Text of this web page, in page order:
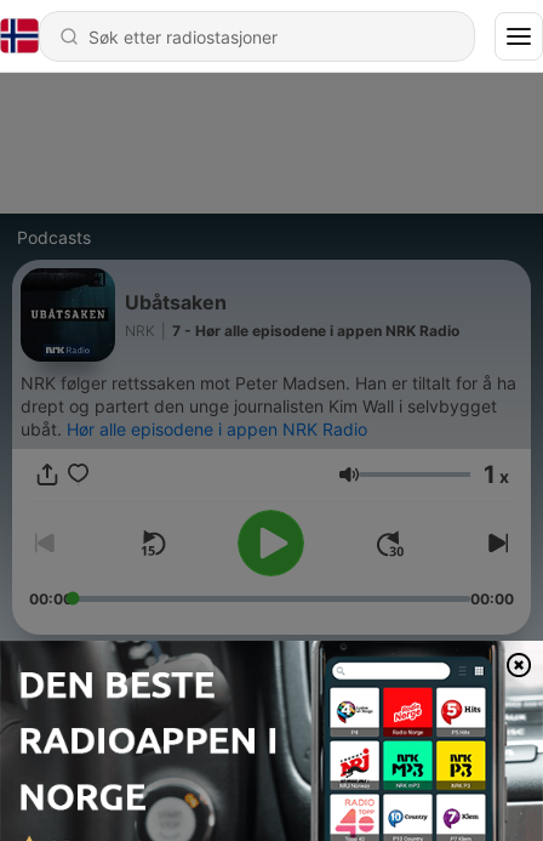
Podcasts
Ubåtsaken
NRK 7 - Hør alle episodene i appen NRK Radio
NRK følger rettssaken mot Peter Madsen. Han er tiltalt for å ha
drept og partert den unge journalisten Kim Wall i selvbygget
ubåt. Hør alle episodene i appen NRK Radio
Volum 1 x
00:00 00:00
Episoder
7 - Hør alle episodene i appen NRK Radio
01 jan. 2000
Siste reis (1:4)